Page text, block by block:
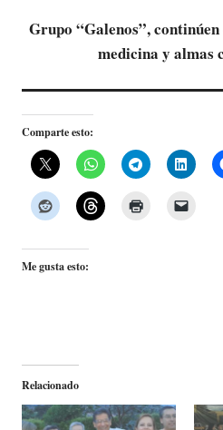
Grupo “Galenos”,
medicina y almas
Comparte esto:
Me gusta esto:
Relacionado